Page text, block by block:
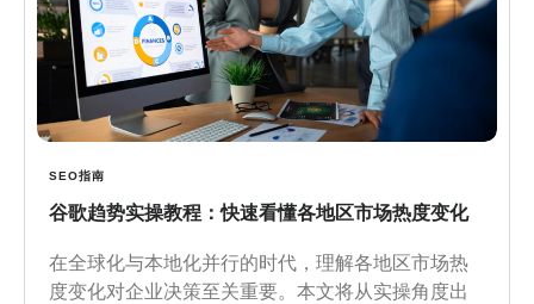
SEO指南
谷歌趋势实操教程：快速看懂各地区市场热度变化
在全球化与本地化并行的时代，理解各地区市场热
度变化对企业决策至关重要。本文将从实操角度出